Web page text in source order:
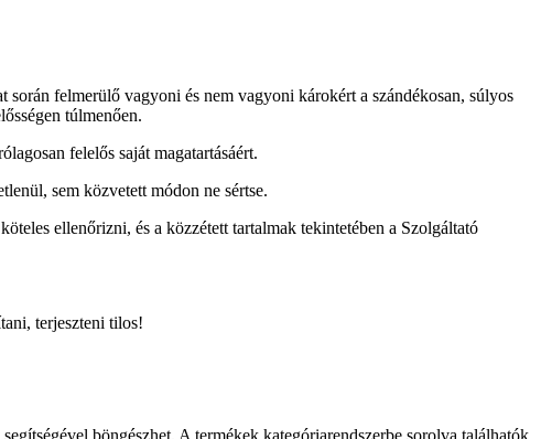
során felmerülő vagyoni és nem vagyoni károkért a szándékosan, súlyos
túlmenően.
felelős saját magatartásáért.
sem közvetett módon ne sértse.
ellenőrizni, és a közzétett tartalmak tekintetében a Szolgáltató
terjeszteni tilos!
böngészhet. A termékek kategóriarendszerbe sorolva találhatók